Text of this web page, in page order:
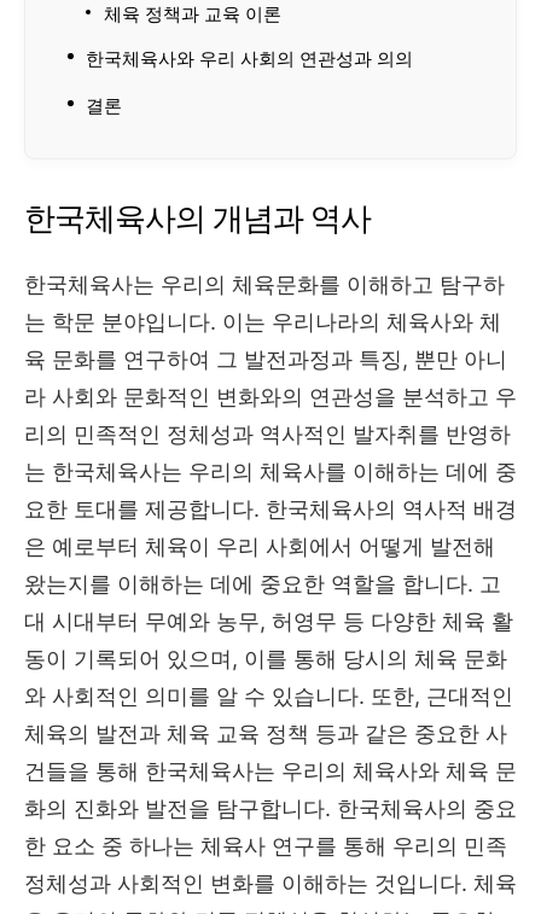
체육 정책과 교육 이론
한국체육사와 우리 사회의 연관성과 의의
결론
한국체육사의 개념과 역사
한국체육사는 우리의 체육문화를 이해하고 탐구하
는 학문 분야입니다. 이는 우리나라의 체육사와 체
육 문화를 연구하여 그 발전과정과 특징, 뿐만 아니
라 사회와 문화적인 변화와의 연관성을 분석하고 우
리의 민족적인 정체성과 역사적인 발자취를 반영하
는 한국체육사는 우리의 체육사를 이해하는 데에 중
요한 토대를 제공합니다. 한국체육사의 역사적 배경
은 예로부터 체육이 우리 사회에서 어떻게 발전해
왔는지를 이해하는 데에 중요한 역할을 합니다. 고
대 시대부터 무예와 농무, 허영무 등 다양한 체육 활
동이 기록되어 있으며, 이를 통해 당시의 체육 문화
와 사회적인 의미를 알 수 있습니다. 또한, 근대적인
체육의 발전과 체육 교육 정책 등과 같은 중요한 사
건들을 통해 한국체육사는 우리의 체육사와 체육 문
화의 진화와 발전을 탐구합니다. 한국체육사의 중요
한 요소 중 하나는 체육사 연구를 통해 우리의 민족
정체성과 사회적인 변화를 이해하는 것입니다. 체육